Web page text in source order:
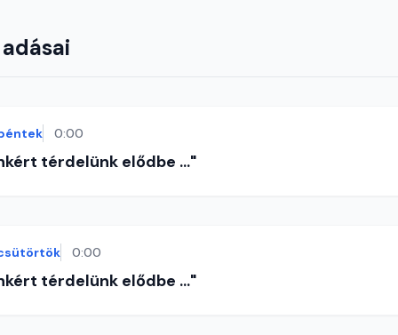
0:00
térdelünk elődbe ..."
0:00
térdelünk elődbe ..."